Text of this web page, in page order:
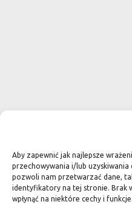
Aby zapewnić jak najlepsze
przechowywania i/lub
pozwoli nam przetwarzać dane,
identyfikatory na tej stronie. Brak
wpłynąć na niektóre cechy i funkcje.